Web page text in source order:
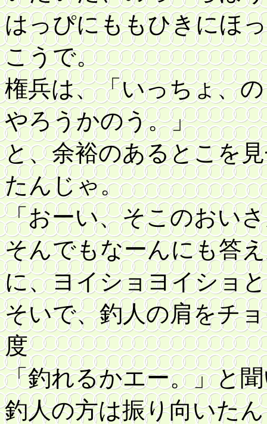
はっぴにももひきにほ
こうで。
権兵は、「いっちょ、
やろうかのう。」
と、余裕のあるとこを
たんじゃ。
「おーい、そこのおい
そんでもなーんにも答
に、ヨイショヨイショ
そいで、釣人の肩をチ
度
「釣れるかエー。」と
釣人の方は振り向いた